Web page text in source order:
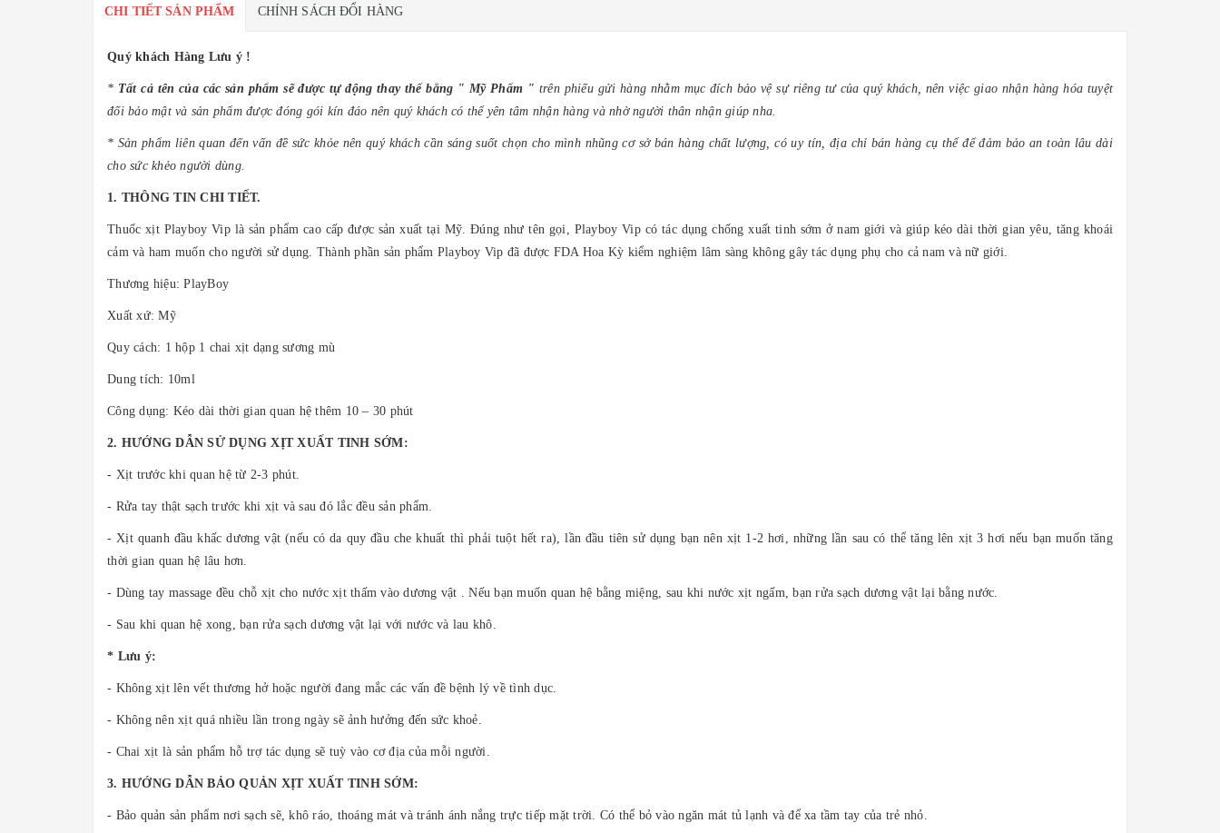
CHI TIẾT SẢN PHẨM CHÍNH SÁCH ĐỔI HÀNG
Quý khách Hàng Lưu ý !
* Tất cả tên của các sản phẩm sẽ được tự động thay thế bằng " Mỹ Phẩm " trên phiếu gửi hàng nhằm mục đích bảo vệ sự riêng tư của quý khách, nên việc giao nhận hàng hóa tuyệt
đối bảo mật và sản phẩm được đóng gói kín đáo nên quý khách có thể yên tâm nhận hàng và nhờ người thân nhận giúp nha.
* Sản phẩm liên quan đến vấn đề sức khỏe nên quý khách cần sáng suốt chọn cho mình nhũng cơ sở bán hàng chất lượng, có uy tín, địa chỉ bán hàng cụ thể để đảm bảo an toàn lâu dài
cho sức khẻo người dùng.
1. THÔNG TIN CHI TIẾT.
Thuốc xịt Playboy Vip là sản phẩm cao cấp được sản xuất tại Mỹ. Đúng như tên gọi, Playboy Vip có tác dụng chống xuất tinh sớm ở nam giới và giúp kéo dài thời gian yêu, tăng khoái
cảm và ham muốn cho người sử dụng. Thành phần sản phẩm Playboy Vip đã được FDA Hoa Kỳ kiểm nghiệm lâm sàng không gây tác dụng phụ cho cả nam và nữ giới.
Thương hiệu: PlayBoy
Xuất xứ: Mỹ
Quy cách: 1 hộp 1 chai xịt dạng sương mù
Dung tích: 10ml
Công dụng: Kéo dài thời gian quan hệ thêm 10 – 30 phút
2. HƯỚNG DẪN SỬ DỤNG XỊT XUẤT TINH SỚM:
- Xịt trước khi quan hệ từ 2-3 phút.
- Rửa tay thật sạch trước khi xịt và sau đó lắc đều sản phẩm.
- Xịt quanh đầu khấc dương vật (nếu có da quy đầu che khuất thì phải tuột hết ra), lần đầu tiên sử dụng bạn nên xịt 1-2 hơi, những lần sau có thể tăng lên xịt 3 hơi nếu bạn muốn tăng
thời gian quan hệ lâu hơn.
- Dùng tay massage đều chỗ xịt cho nước xịt thấm vào dương vật . Nếu bạn muốn quan hệ bằng miệng, sau khi nước xịt ngấm, bạn rửa sạch dương vật lại bằng nước.
- Sau khi quan hệ xong, bạn rửa sạch dương vật lại với nước và lau khô.
* Lưu ý:
- Không xịt lên vết thương hở hoặc người đang mắc các vấn đề bệnh lý về tình dục.
- Không nên xịt quá nhiều lần trong ngày sẽ ảnh hưởng đến sức khoẻ.
- Chai xịt là sản phẩm hỗ trợ tác dụng sẽ tuỳ vào cơ địa của mỗi người.
3. HƯỚNG DẪN BẢO QUẢN XỊT XUẤT TINH SỚM:
- Bảo quản sản phẩm nơi sạch sẽ, khô ráo, thoáng mát và tránh ánh nắng trực tiếp mặt trời. Có thể bỏ vào ngăn mát tủ lạnh và để xa tầm tay của trẻ nhỏ.